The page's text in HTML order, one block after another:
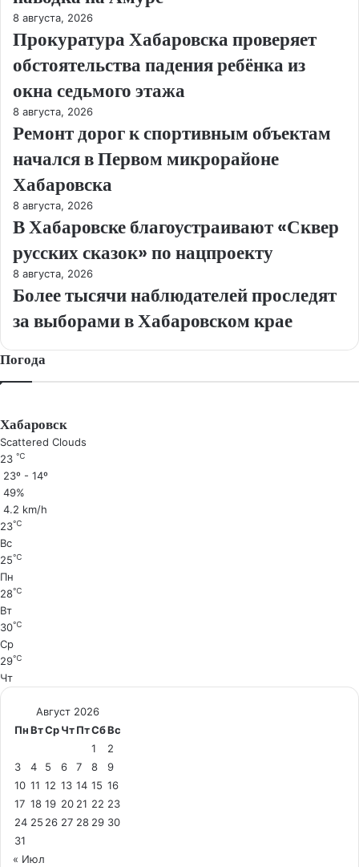
8 августа, 2026
Прокуратура Хабаровска проверяет
обстоятельства падения ребёнка из
окна седьмого этажа
8 августа, 2026
Ремонт дорог к спортивным объектам
начался в Первом микрорайоне
Хабаровска
8 августа, 2026
В Хабаровске благоустраивают «Сквер
русских сказок» по нацпроекту
8 августа, 2026
Более тысячи наблюдателей проследят
за выборами в Хабаровском крае
Погода
Хабаровск
Scattered Clouds
23 ℃
23º - 14º
49%
4.2 km/h
23℃
Вс
25℃
Пн
28℃
Вт
30℃
Ср
29℃
Чт
Август 2026
ПнВтСрЧтПтСбВс
1
2
3
4 5 6 7 8
9
10 11 12 13 14 15 16
17 18 19 20 21 22 23
24 25 26 27 28 29 30
31
« Июл